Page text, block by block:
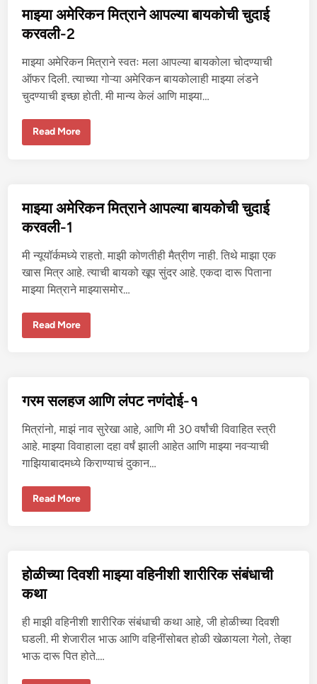
पु
रु
षा
क
न
झ
व
ण्या
ची
च्छा
माझ्या अमेरिकन मित्राने आपल्या बायकोची चुदाई
करवली-2
माझ्या अमेरिकन मित्राने स्वतः मला आपल्या बायकोला चोदण्याची
ऑफर दिली. त्याच्या गोऱ्या अमेरिकन बायकोलाही माझ्या लंडने
चुदण्याची इच्छा होती. मी मान्य केलं आणि माझ्या…
मा
त्रा
ने
आ
ल्या
बा
य
को
ची
ई
क
र
Read More
माझ्या अमेरिकन मित्राने आपल्या बायकोची चुदाई
करवली-1
मी न्यूयॉर्कमध्ये राहतो. माझी कोणतीही मैत्रीण नाही. तिथे माझा एक
खास मित्र आहे. त्याची बायको खूप सुंदर आहे. एकदा दारू पिताना
माझ्या मित्राने माझ्यासमोर…
मा
मि
त्रा
आ
प
ल्या
बा
य
चु
दा
ई
1
Read More
गरम सलहज आणि लंपट नणंदोई-१
मित्रांनो, माझं नाव सुरेखा आहे, आणि मी 30 वर्षांची विवाहित स्त्री
आहे. माझ्या विवाहाला दहा वर्षं झाली आहेत आणि माझ्या नवऱ्याची
गाझियाबादमध्ये किराण्याचं दुकान…
ग
आ
णि
लं
प
न
णं
दो
ई
-
Read More
होळीच्या दिवशी माझ्या वहिनीशी शारीरिक संबंधाची
कथा
ही माझी वहिनीशी शारीरिक संबंधाची कथा आहे, जी होळीच्या दिवशी
घडली. मी शेजारील भाऊ आणि वहिनींसोबत होळी खेळायला गेलो, तेव्हा
भाऊ दारू पित होते.…